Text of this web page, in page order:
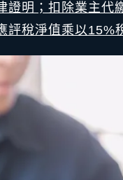
證明；扣除業主代
稅淨值乘以15%